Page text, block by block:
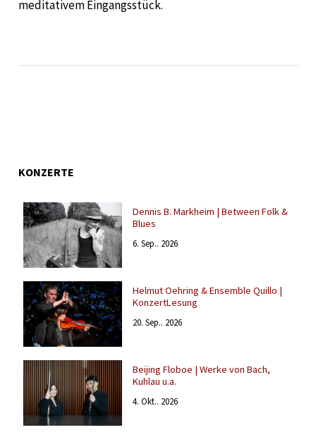
meditativem Eingangsstück.
KONZERTE
Dennis B. Markheim | Between Folk &
Blues
6. Sep.. 2026
Helmut Oehring & Ensemble Quillo |
KonzertLesung
20. Sep.. 2026
Beijing Floboe | Werke von Bach,
Kuhlau u.a.
4. Okt.. 2026